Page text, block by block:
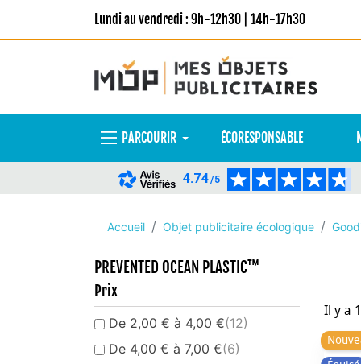
Lundi au vendredi : 9h-12h30 | 14h-17h30
PARCOURIR ÉCORESPONSABLE
4.74/5
Accueil Objet publicitaire écologique
PREVENTED OCEAN PLASTIC™
Prix
De 2,00 € à 4,00 €(12)
De 4,00 € à 7,00 €(6)
Il y a